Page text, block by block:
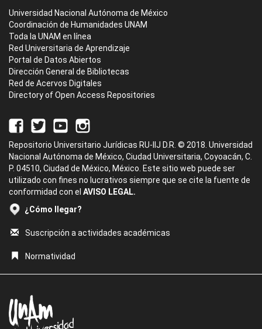
Universidad Nacional Autónoma de México
Coordinación de Humanidades UNAM
Toda la UNAM en línea
Red Universitaria de Aprendizaje
Portal de Datos Abiertos
Dirección General de Bibliotecas
Red de Acervos Digitales
Directory of Open Access Repositories
Repositorio Universitario Jurídicas RU-IIJ D.R. © 2018. Universidad
Nacional Autónoma de México, Ciudad Universitaria, Coyoacán, C.
P. 04510, Ciudad de México, México. Este sitio web puede ser
utilizado con fines no lucrativos siempre que se cite la fuente de
conformidad con el AVISO LEGAL.
¿Cómo llegar?
Suscripción a actividades académicas
Normatividad